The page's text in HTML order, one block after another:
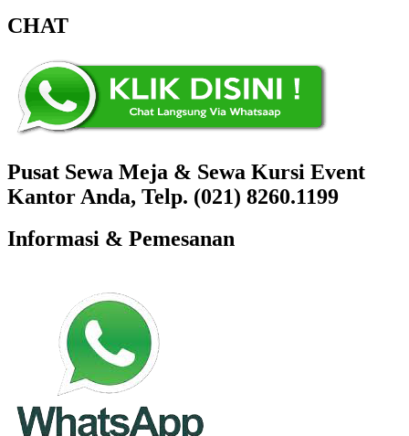
CHAT
Pusat Sewa Meja & Sewa Kursi Event
Kantor Anda, Telp. (021) 8260.1199
Informasi & Pemesanan